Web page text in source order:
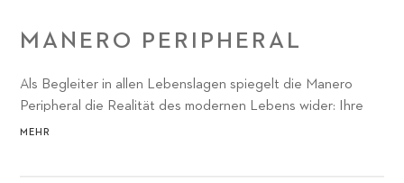
MANERO PERIPHERAL
Als Begleiter in allen Lebenslagen spiegelt die Manero
Peripheral die Realität des modernen Lebens wider: Ihre
natürlichen Farbtöne erinnern an die Notwendigkeit
MEHR